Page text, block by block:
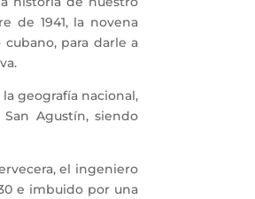
de 1941, la novena
para darle a
geografía nacional,
Agustín, siendo
el ingeniero
e imbuido por una